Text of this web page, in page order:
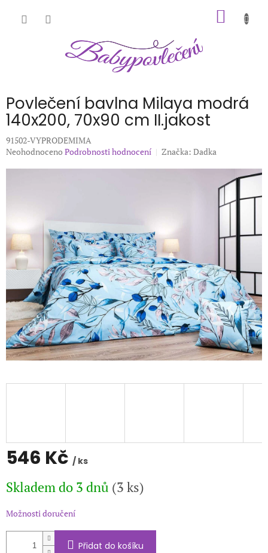
Povlečení bavlna Milaya modrá
140x200, 70x90 cm II.jakost
91502-VYPRODEMIMA
Průměrné
hvězdiček.
Neohodnoceno Podrobnosti hodnocení Značka: Dadka
546 Kč / ks
cena:
Skladem do 3 dnů (3 ks)
Možnosti doručení
Přidat do košíku